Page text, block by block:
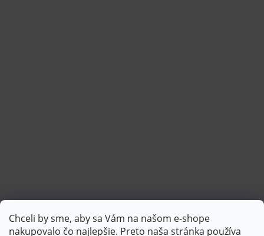
Chceli by sme, aby sa Vám na našom e-shope
nakupovalo čo najlepšie. Preto naša stránka používa
Sledovať na Instagrame